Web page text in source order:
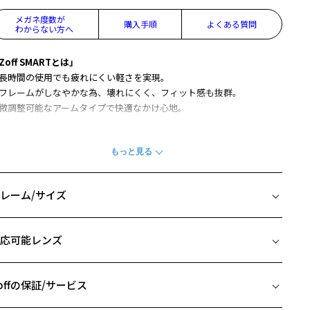
メガネ度数が
わからない方へ
購入手順 よくある質問
Zoff SMARTとは」
時間の使用でも疲れにくい軽さを実現。
レームがしなやかな為、壊れにくく、フィット感も抜群。
調整可能なアームタイプで快適なかけ心地。
によりフィットしやすいように、緩い曲線を描くテンプルデザインに
地のデザイン上、柄の出方に個体差があり、画像と異なる場合がご
SMART (ゾフ・スマート) ページをみる
ウトレット商品は、販売から一定期間経過した商品などです。キ
汚れなどがあるB級品ではございません。
ーム/サイズ
リッジ(鼻部分)の横幅：16mm
可能レンズ
の保証/サービス